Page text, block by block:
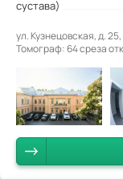
сустава)
ул. Кузнецовская, д. 25,
Томограф: 64 среза